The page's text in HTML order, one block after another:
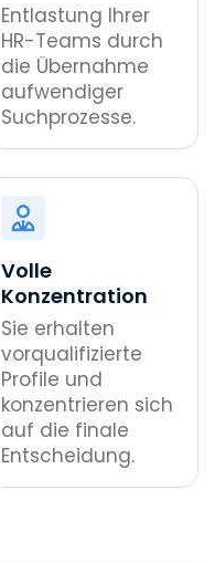
Entlastung Ihrer
HR-Teams durch
die Übernahme
aufwendiger
Suchprozesse.
Volle
Konzentration
Sie erhalten
vorqualifizierte
Profile und
konzentrieren sich
auf die finale
Entscheidung.